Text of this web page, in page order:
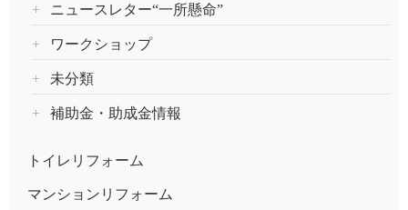
ニュースレター“一所懸命”
ワークショップ
未分類
補助金・助成金情報
トイレリフォーム
マンションリフォーム